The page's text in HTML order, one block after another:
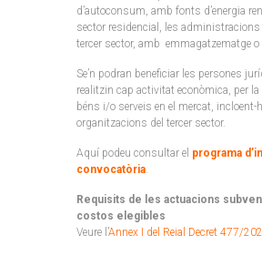
d’autoconsum, amb fonts d’energia
sector residencial, les administracions
tercer sector, amb emmagatzematge o
Se’n podran beneficiar les persones
realitzin cap activitat econòmica, per la
béns i/o serveis en el mercat, incloent-
organitzacions del tercer sector.
Aquí podeu consultar el programa
convocatòria.
Requisits de les actuacions
costos elegibles
Veure l’Annex I del Reial Decret 477/